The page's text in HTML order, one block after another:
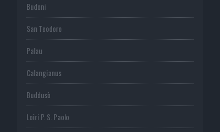
Budoni
San Teodoro
Palau
Calangianus
Buddusò
Loiri P. S. Paolo